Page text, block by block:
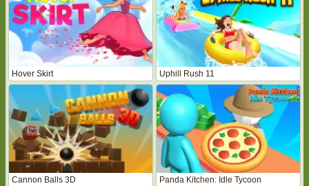
Hover Skirt Uphill Rush 11
Cannon Balls 3D Panda Kitchen: Idle Tycoon